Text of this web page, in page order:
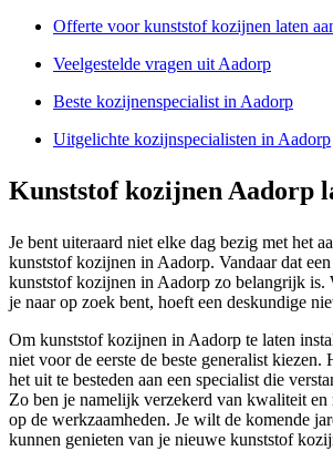
Offerte voor kunststof kozijnen laten
Veelgestelde vragen uit Aadorp
Beste kozijnenspecialist in Aadorp
Uitgelichte kozijnspecialisten in Aadorp
Kunststof kozijnen Aadorp
Je bent uiteraard niet elke dag bezig met het
kunststof kozijnen in Aadorp. Vandaar dat
kunststof kozijnen in Aadorp zo belangrijk is.
je naar op zoek bent, hoeft een deskundige
Om kunststof kozijnen in Aadorp te laten
niet voor de eerste de beste generalist kiezen.
het uit te besteden aan een specialist die
Zo ben je namelijk verzekerd van kwaliteit en
op de werkzaamheden. Je wilt de komende
kunnen genieten van je nieuwe kunststof